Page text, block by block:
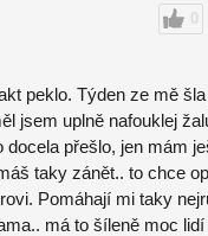
0
peklo. Týden ze mě
jsem uplně nafouklej
přešlo, jen mám
taky zánět.. to chce
Pomáhají mi taky
má to šíleně moc lidí